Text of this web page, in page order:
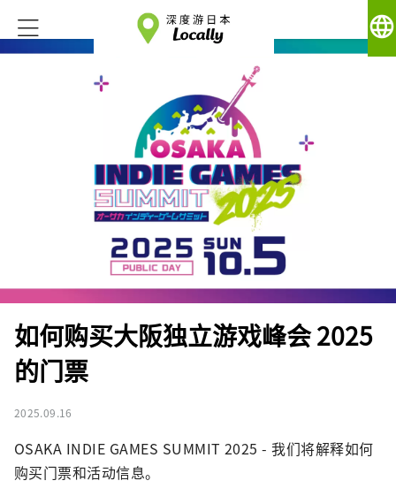
language
如何购买大阪独立游戏峰会 2025
的门票
2025.09.16
OSAKA INDIE GAMES SUMMIT 2025 - 我们将解释如何
购买门票和活动信息。